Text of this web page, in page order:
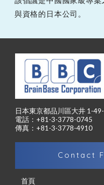
與資格的日本公司。
日本東京都品川區大井 1-
電話：+81-3-3778-0745
傳真：+81-3-3778-4910
Contact
首頁